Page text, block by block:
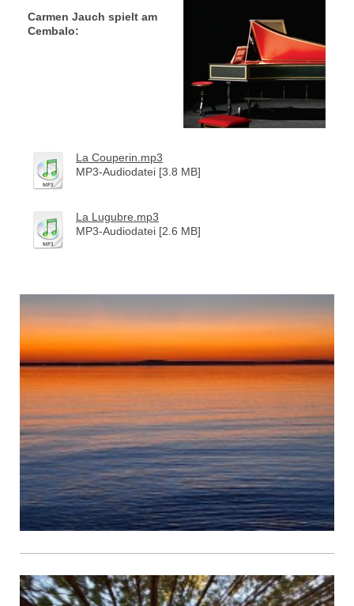
Carmen Jauch spielt am
Cembalo:
La Couperin.mp3
MP3-Audiodatei [3.8 MB]
La Lugubre.mp3
MP3-Audiodatei [2.6 MB]